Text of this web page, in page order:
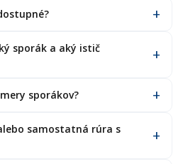
sporák a aký istič
sporákov?
samostatná rúra s